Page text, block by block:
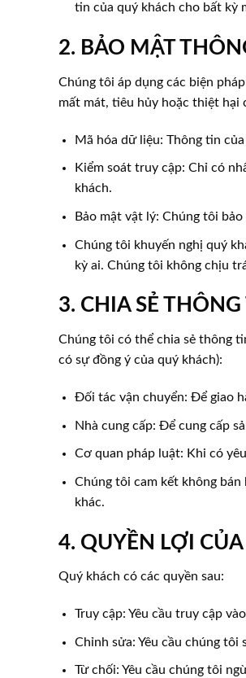
tin của quý khách cho bất kỳ
2. BẢO MẬT
Chúng tôi áp dụng các biện
mất mát, tiêu hủy hoặc thiệt hại
Mã hóa dữ liệu: Thông tin
Kiểm soát truy cập: Chỉ có
khách.
Bảo mật vật lý: Chúng tôi
Chúng tôi khuyến nghị quý
kỳ ai. Chúng tôi không chịu
3. CHIA SẺ THÔNG
Chúng tôi có thể chia sẻ thông
có sự đồng ý của quý khách):
Đối tác vận chuyển: Để giao
Nhà cung cấp: Để cung cấp
Cơ quan pháp luật: Khi có
Chúng tôi cam kết không
khác.
4. QUYỀN LỢI
Quý khách có các quyền sau:
Truy cập: Yêu cầu truy cập
Chỉnh sửa: Yêu cầu chúng
Từ chối: Yêu cầu chúng tôi